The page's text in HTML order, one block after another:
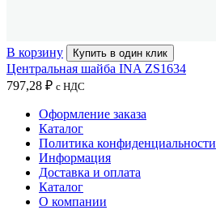
В корзину Купить в один клик
Центральная шайба INA ZS1634
797,28 ₽ с НДС
Оформление заказа
Каталог
Политика конфиденциальности
Информация
Доставка и оплата
Каталог
О компании